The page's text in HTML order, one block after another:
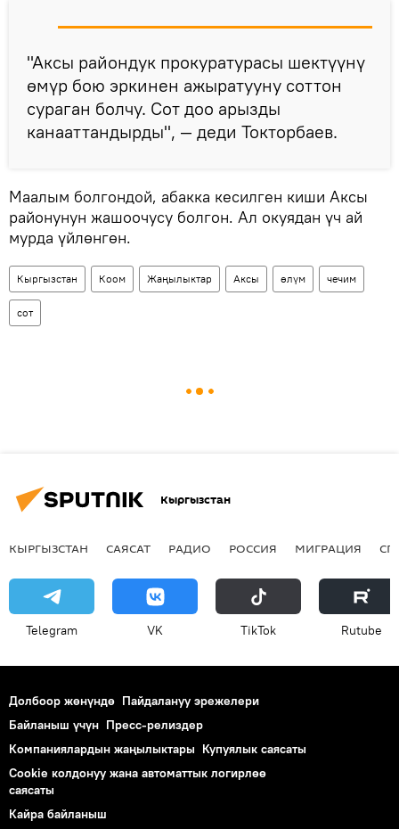
"Аксы райондук прокуратурасы шектүүнү
өмүр бою эркинен ажыратууну соттон
сураган болчу. Сот доо арызды
канааттандырды", — деди Токторбаев.
Маалым болгондой, абакка кесилген киши Аксы
районунун жашоочусу болгон. Ал окуядан үч ай
мурда үйлөнгөн.
Кыргызстан Коом Жаңылыктар Аксы өлүм чечим
сот
Кыргызстан
КЫРГЫЗСТАН САЯСАТ РАДИО РОССИЯ МИГРАЦИЯ
Telegram VK ТikТоk Rutube
Долбоор жөнүндө Пайдалануу эрежелери
Байланыш үчүн Пресс-релиздер
Компаниялардын жаңылыктары Купуялык саясаты
Cookie колдонуу жана автоматтык логирлөө
саясаты
Кайра байланыш